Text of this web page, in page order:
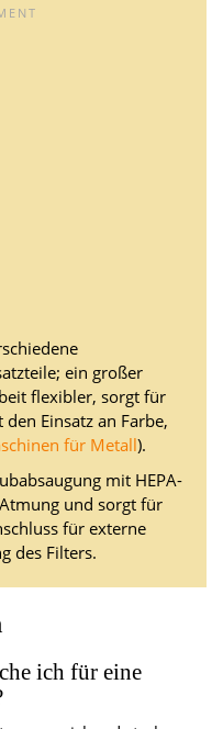
ein großer
flexibler, sorgt für
Einsatz an Farbe,
für Metall).
mit HEPA-
und sorgt für
für externe
des Filters.
ich für eine